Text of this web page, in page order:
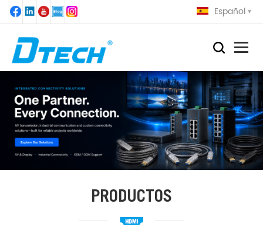
Español
PRODUCTOS